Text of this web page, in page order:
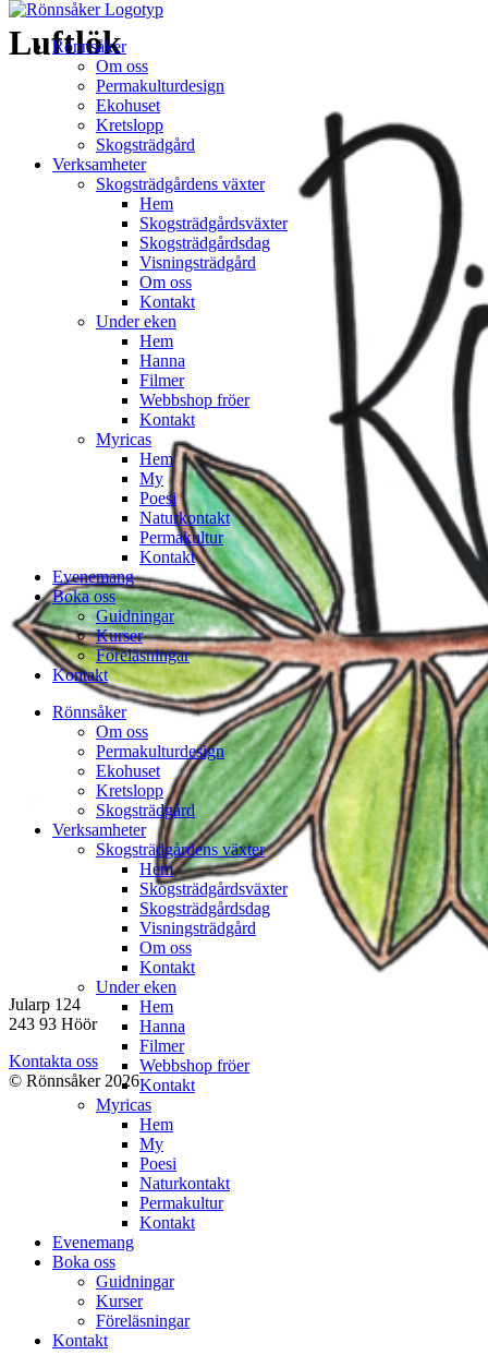
Hoppa
till
Rönnsåker
Om oss
Permakulturdesign
Ekohuset
Kretslopp
Skogsträdgård
Verksamheter
Skogsträdgårdens växter
Hem
Skogsträdgårdsväxter
Skogsträdgårdsdag
Visningsträdgård
Om oss
Kontakt
Under eken
Hem
Hanna
Filmer
Webbshop fröer
Kontakt
Myricas
Hem
My
Poesi
Naturkontakt
Permakultur
Kontakt
Evenemang
Boka oss
Guidningar
Kurser
Föreläsningar
Kontakt
Rönnsåker
Om oss
Permakulturdesign
Ekohuset
Kretslopp
Skogsträdgård
Verksamheter
Skogsträdgårdens växter
Hem
Skogsträdgårdsväxter
Skogsträdgårdsdag
Visningsträdgård
Om oss
Kontakt
Under eken
Hem
Hanna
Filmer
Webbshop fröer
Kontakt
Myricas
Hem
My
Poesi
Naturkontakt
Permakultur
Kontakt
Evenemang
Boka oss
Guidningar
Kurser
Föreläsningar
Kontakt
Luftlök
Jularp 124
243 93 Höör
Kontakta oss
© Rönnsåker 2026